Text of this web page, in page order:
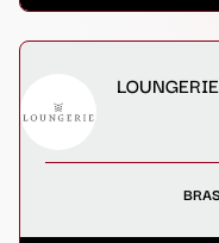
LOUNGERIE